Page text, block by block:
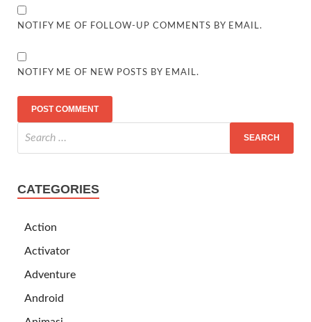
NOTIFY ME OF FOLLOW-UP COMMENTS BY EMAIL.
NOTIFY ME OF NEW POSTS BY EMAIL.
CATEGORIES
Action
Activator
Adventure
Android